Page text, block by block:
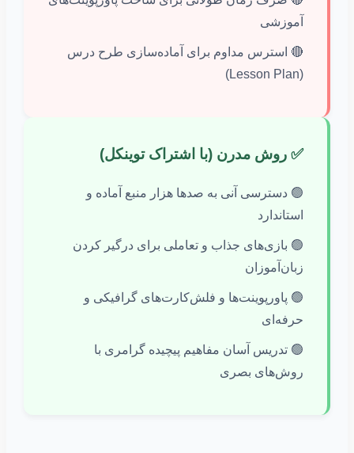
آموزشی
🔴 استرس مداوم برای آماده‌سازی طرح درس
(Lesson Plan)
✅ روش مدرن (با اشتراک توینکل)
🟢 دسترسی آنی به صدها هزار منبع آماده و
استاندارد
🟢 بازی‌های جذاب و تعاملی برای درگیر کردن
زبان‌آموزان
🟢 پاورپوینت‌ها و فلش‌کارت‌های گرافیکی و
حرفه‌ای
🟢 تدریس آسان مفاهیم پیچیده گرامری با
روش‌های بصری